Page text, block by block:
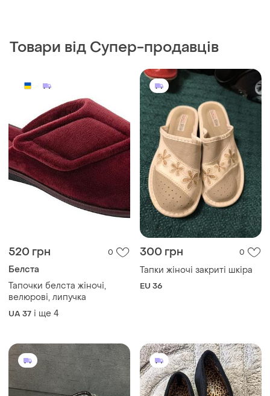
Товари від Супер-продавців
520 грн 0
Белста
Тапочки белста жіночі,
велюрові, липучка
UA 37 і ще 4
300 грн 0
Тапки жіночі закриті шкіра
EU 36